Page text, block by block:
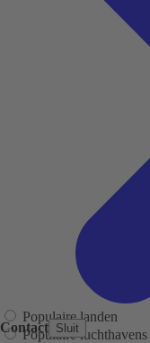
Contact Sluit
Populaire landen
Populaire luchthavens